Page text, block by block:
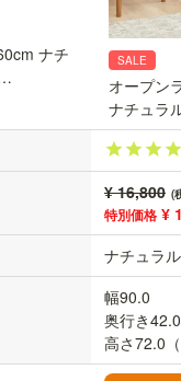
ナチ
SALE
オープン
ナチュラ
¥ 16,800 (
特別価格 ¥
ナチュラ
幅90.0
奥行き42.0
高さ72.0（